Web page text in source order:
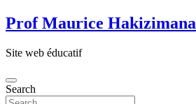
Prof Maurice Hakizimana
Site web éducatif
Search